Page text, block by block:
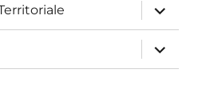
menu
ouvrir
le
sous-
menu
ouvrir
le
sous-